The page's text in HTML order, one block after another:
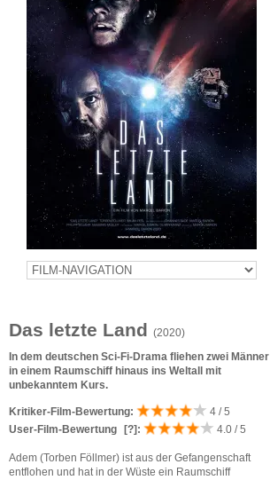
Das letzte Land (2020)
In dem deutschen Sci-Fi-Drama fliehen zwei Männer
in einem Raumschiff hinaus ins Weltall mit
unbekanntem Kurs.
Kritiker-Film-Bewertung:
4 / 5
User-Film-Bewertung
[?] : 4.0 / 5
Adem (Torben Föllmer) ist aus der Gefangenschaft
entflohen und hat in der Wüste ein Raumschiff